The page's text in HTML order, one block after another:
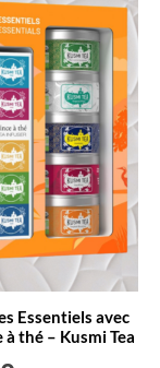
Essentiels avec
à thé – Kusmi Tea